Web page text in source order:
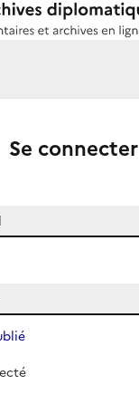
Se connecter